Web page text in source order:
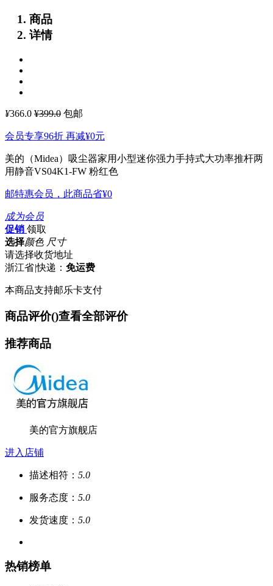
商品
详情
¥366.0 ¥399.0 包邮
会员专享96折 再减¥0元
美的（Midea）吸尘器家用小型迷你强力手持式大功率推杆两
用静音VS04K1-FW 粉红色
邮特惠会员，此商品省¥0
成为会员
促销 领取
选择颜色 尺寸
请选择收货地址
浙江省|快递： 免运费
本商品支持邮乐卡支付
商品评价()查看全部评价
推荐商品
美的官方旗舰店
进入店铺
描述相符： 5.0
服务态度： 5.0
发货速度： 5.0
热销榜单